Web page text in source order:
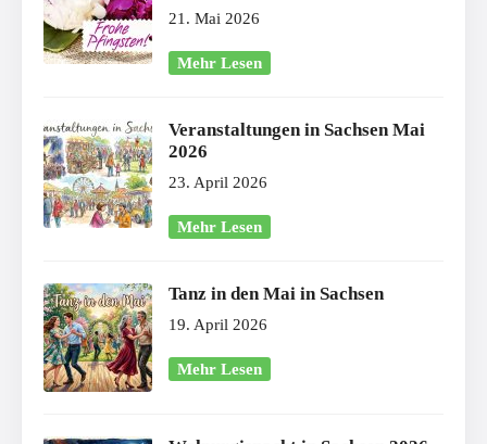
21. Mai 2026
Mehr Lesen
Veranstaltungen in Sachsen Mai
2026
23. April 2026
Mehr Lesen
Tanz in den Mai in Sachsen
19. April 2026
Mehr Lesen